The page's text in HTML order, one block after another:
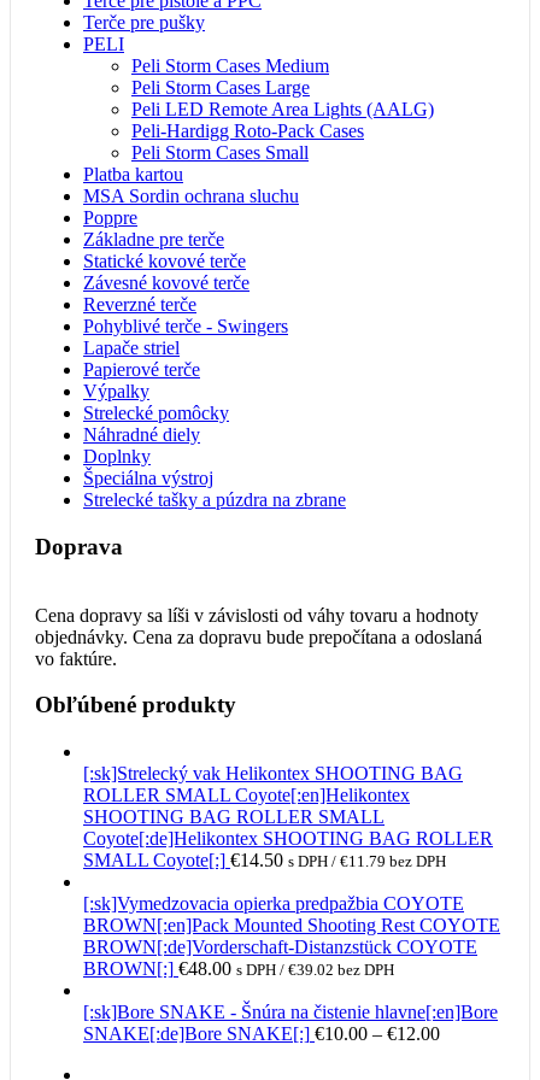
Terče pre pušky
PELI
Peli Storm Cases Medium
Peli Storm Cases Large
Peli LED Remote Area Lights (AALG)
Peli-Hardigg Roto-Pack Cases
Peli Storm Cases Small
Platba kartou
MSA Sordin ochrana sluchu
Poppre
Základne pre terče
Statické kovové terče
Závesné kovové terče
Reverzné terče
Pohyblivé terče - Swingers
Lapače striel
Papierové terče
Výpalky
Strelecké pomôcky
Náhradné diely
Doplnky
Špeciálna výstroj
Strelecké tašky a púzdra na zbrane
Doprava
Cena dopravy sa líši v závislosti od váhy tovaru a hodnoty
objednávky. Cena za dopravu bude prepočítana a odoslaná
vo faktúre.
Obľúbené produkty
[:sk]Strelecký vak Helikontex SHOOTING BAG
ROLLER SMALL Coyote[:en]Helikontex
SHOOTING BAG ROLLER SMALL
Coyote[:de]Helikontex SHOOTING BAG ROLLER
SMALL Coyote[:] €14.50 s DPH / €11.79 bez DPH
[:sk]Vymedzovacia opierka predpažbia COYOTE
BROWN[:en]Pack Mounted Shooting Rest COYOTE
BROWN[:de]Vorderschaft-Distanzstück COYOTE
BROWN[:] €48.00 s DPH / €39.02 bez DPH
[:sk]Bore SNAKE - Šnúra na čistenie hlavne[:en]Bore
SNAKE[:de]Bore SNAKE[:] €10.00 – €12.00Price